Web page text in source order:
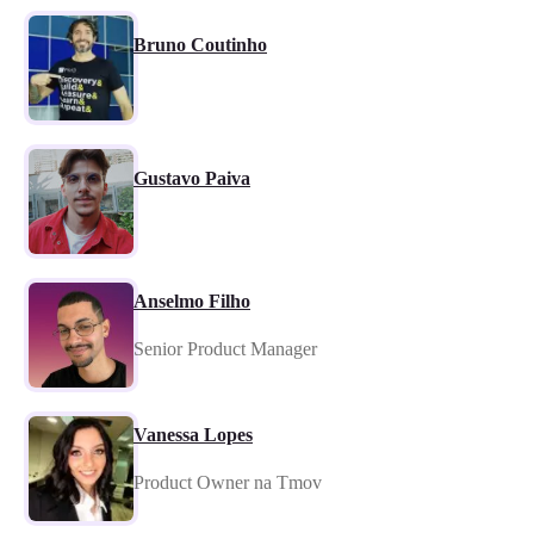
Bruno Coutinho
Gustavo Paiva
Anselmo Filho
Senior Product Manager
Vanessa Lopes
Product Owner na Tmov